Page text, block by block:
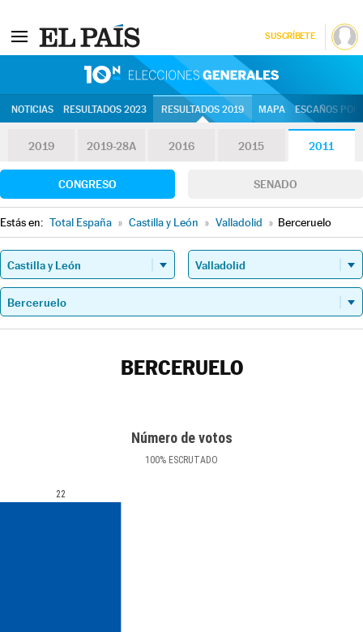
SUSCRÍBETE
NOTICIAS RESULTADOS 2023 RESULTADOS 2019 MAPA ESCAÑOS
2019 2019-28A 2016 2015 2011
CONGRESO SENADO
Estás en: Total España » Castilla y León » Valladolid » Berceruelo
BERCERUELO
Número de votos
100% ESCRUTADO
22